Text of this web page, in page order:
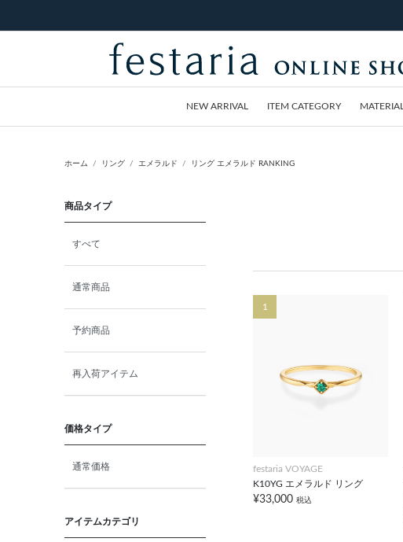
NEW ARRIVAL ITEM CATEGORY MATERIAL
ホーム リング エメラルド リング エメラルド RANKING
商品タイプ
すべて
通常商品
予約商品
再入荷アイテム
価格タイプ
通常価格
アイテムカテゴリ
1
festaria VOYAGE
K10YG エメラルド リング
¥33,000 税込